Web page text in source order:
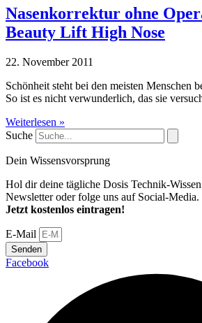
Nasenkorrektur ohne
Beauty Lift High Nose
22. November 2011
Schönheit steht bei den meisten Menschen
So ist es nicht verwunderlich, das sie
Weiterlesen »
Suche
Dein Wissensvorsprung
Hol dir deine tägliche Dosis Technik-
Newsletter oder folge uns auf Social-Media.
Jetzt kostenlos eintragen!
E-Mail
Senden
Facebook